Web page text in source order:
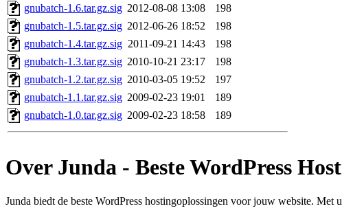
gnubatch-1.6.tar.gz.sig 2012-08-08 13:08
198
gnubatch-1.5.tar.gz.sig 2012-06-26 18:52
198
gnubatch-1.4.tar.gz.sig 2011-09-21 14:43
198
gnubatch-1.3.tar.gz.sig 2010-10-21 23:17
198
gnubatch-1.2.tar.gz.sig 2010-03-05 19:52
197
gnubatch-1.1.tar.gz.sig 2009-02-23 19:01
189
gnubatch-1.0.tar.gz.sig 2009-02-23 18:58 189
Over Junda - Beste WordPress
Junda biedt de beste WordPress hostingoplossingen voor jouw website.